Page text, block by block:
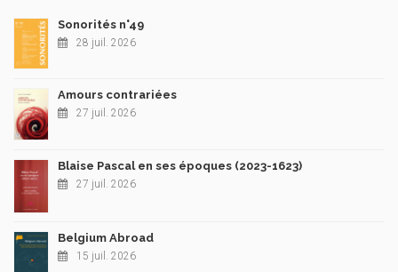
Sonorités n°49
28 juil. 2026
Amours contrariées
27 juil. 2026
Blaise Pascal en ses époques (2023-1623)
27 juil. 2026
Belgium Abroad
15 juil. 2026